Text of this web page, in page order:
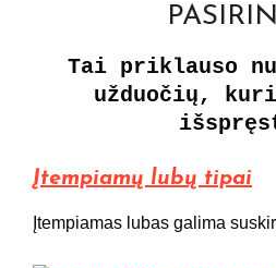
Tai priklauso
užduočių,
Įtempiamų lubų tipai
Įtempiamas lubas galima